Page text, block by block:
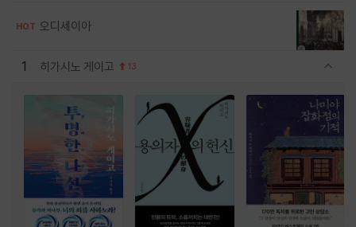
HOT 오디세이아
1 히가시노 게이고 13